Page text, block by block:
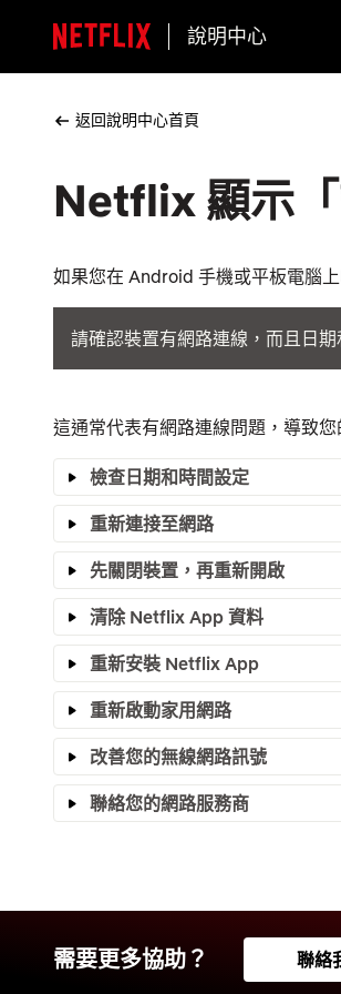
說明中心
返回說明中心首頁
Netflix 顯示
如果您在 Android 手機或平板電腦
請確認裝置有網路連線，而且日
這通常代表有網路連線問題，導致
檢查日期和時間設定
重新連接至網路
先關閉裝置，再重新開啟
清除 Netflix App 資料
重新安裝 Netflix App
重新啟動家用網路
改善您的無線網路訊號
聯絡您的網路服務商
需要更多協助？ 聯絡